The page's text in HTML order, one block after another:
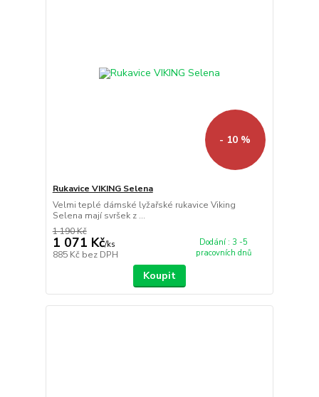
- 10 %
Rukavice VIKING Selena
Velmi teplé dámské lyžařské rukavice Viking
Selena mají svršek z ...
1 190 Kč
1 071 Kč/ks
885 Kč bez DPH
Dodání : 3 -5
pracovních dnů
Koupit